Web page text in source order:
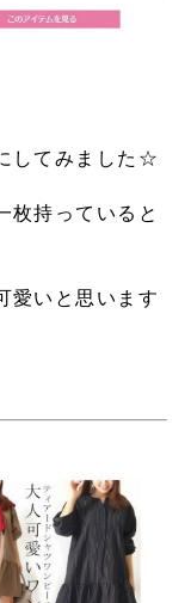
してみました☆
枚持っていると
愛いと思います